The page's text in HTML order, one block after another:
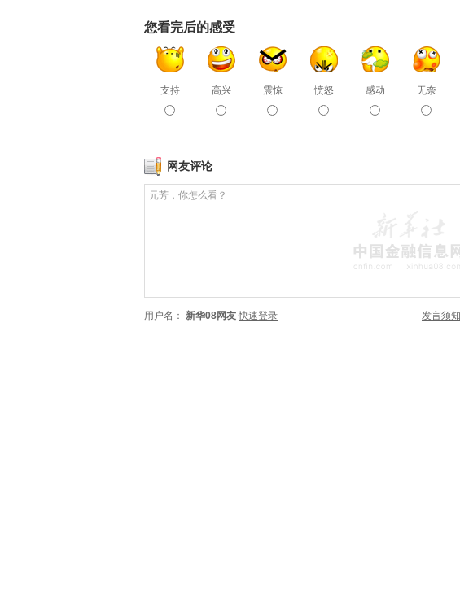
您看完后的感受
支持 高兴 震惊 愤怒 感动 无奈
网友评论
用户名： 新华08网友 快速登录 发言须知